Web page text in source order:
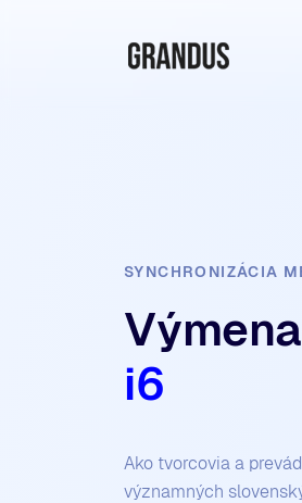
SYNCHRONIZÁCIA
i6
Ako tvorcovia a
významných